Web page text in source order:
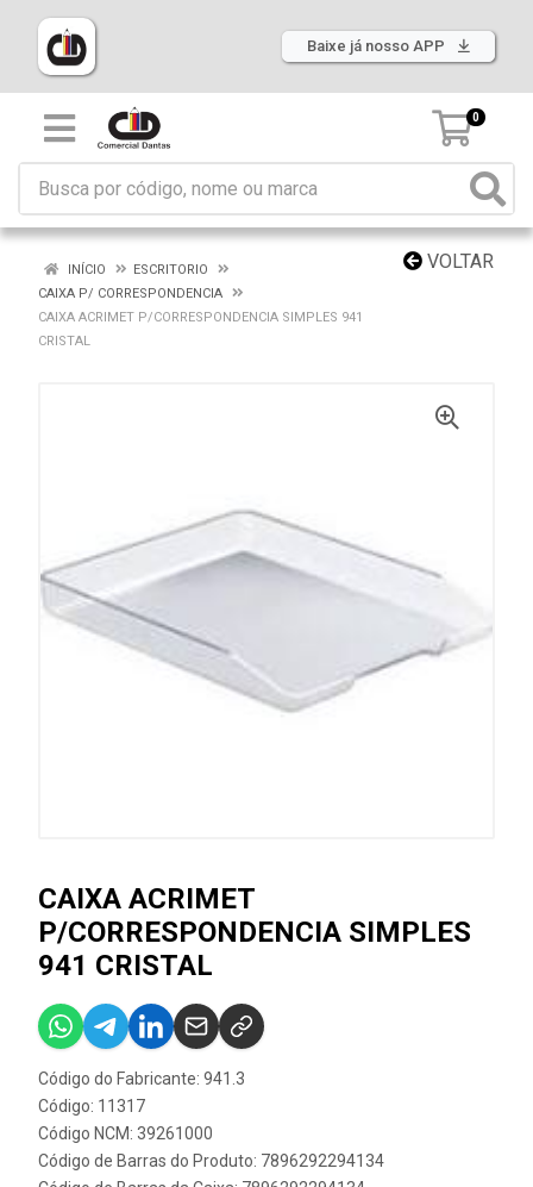
Baixe já nosso APP
0
VOLTAR
INÍCIO
ESCRITORIO
CAIXA P/ CORRESPONDENCIA
CAIXA ACRIMET P/CORRESPONDENCIA SIMPLES 941
CRISTAL
CAIXA ACRIMET
P/CORRESPONDENCIA SIMPLES
941 CRISTAL
Código do Fabricante: 941.3
Código: 11317
Código NCM: 39261000
Código de Barras do Produto: 7896292294134